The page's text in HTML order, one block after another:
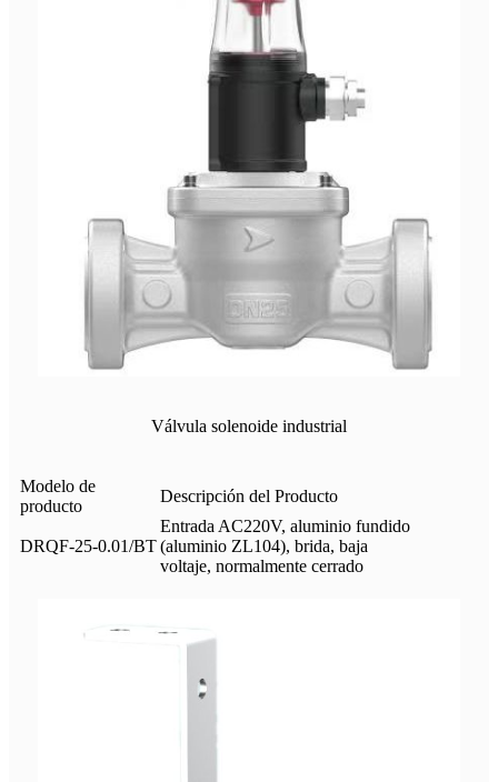
Válvula solenoide industrial
Modelo de
producto
Descripción del Producto
DRQF-25-0.01/BT
Entrada AC220V, aluminio fundido
(aluminio ZL104), brida, baja
voltaje, normalmente cerrado